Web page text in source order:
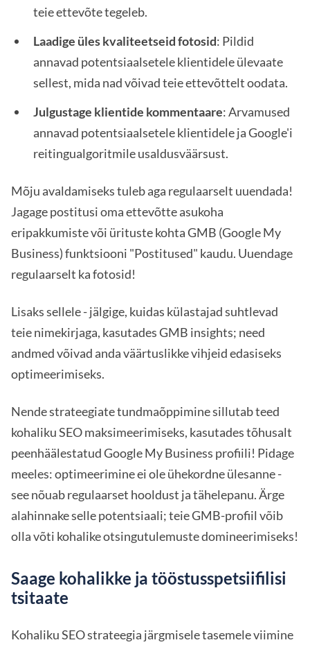
teie ettevõte tegeleb.
Laadige üles kvaliteetseid fotosid: Pildid
annavad potentsiaalsetele klientidele ülevaate
sellest, mida nad võivad teie ettevõttelt oodata.
Julgustage klientide kommentaare: Arvamused
annavad potentsiaalsetele klientidele ja Google'i
reitingualgoritmile usaldusväärsust.
Mõju avaldamiseks tuleb aga regulaarselt uuendada!
Jagage postitusi oma ettevõtte asukoha
eripakkumiste või ürituste kohta GMB (Google My
Business) funktsiooni "Postitused" kaudu. Uuendage
regulaarselt ka fotosid!
Lisaks sellele - jälgige, kuidas külastajad suhtlevad
teie nimekirjaga, kasutades GMB insights; need
andmed võivad anda väärtuslikke vihjeid edasiseks
optimeerimiseks.
Nende strateegiate tundmaõppimine sillutab teed
kohaliku SEO maksimeerimiseks, kasutades tõhusalt
peenhäälestatud Google My Business profiili! Pidage
meeles: optimeerimine ei ole ühekordne ülesanne -
see nõuab regulaarset hooldust ja tähelepanu. Ärge
alahinnake selle potentsiaali; teie GMB-profiil võib
olla võti kohalike otsingutulemuste domineerimiseks!
Saage kohalikke ja tööstusspetsiifilisi
tsitaate
Kohaliku SEO strateegia järgmisele tasemele viimine